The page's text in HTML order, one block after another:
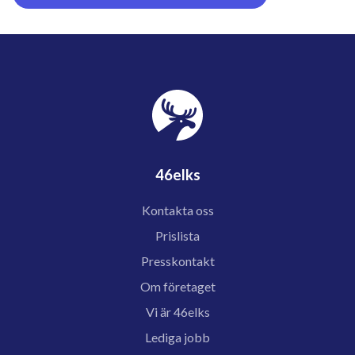
46elks
Kontakta oss
Prislista
Presskontakt
Om företaget
Vi är 46elks
Lediga jobb